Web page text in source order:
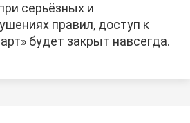
серьёзных и
правил, доступ к
будет закрыт навсегда.